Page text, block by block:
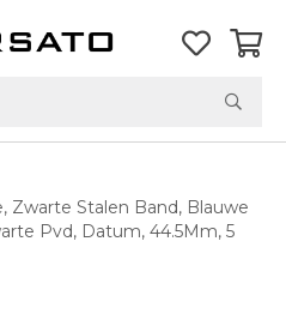
Zwarte Stalen Band, Blauwe
Pvd, Datum, 44.5Mm, 5